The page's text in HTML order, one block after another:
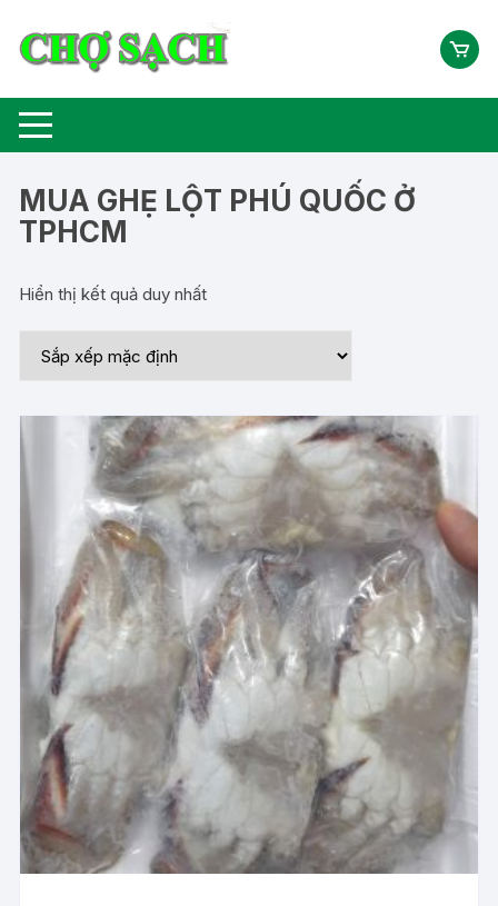
MUA GHẸ LỘT PHÚ QUỐC Ở
TPHCM
Hiển thị kết quả duy nhất